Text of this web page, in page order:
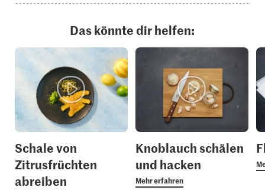
Das könnte dir helfen:
Schale von
Zitrusfrüchten
abreiben
Knoblauch schälen
und hacken
Mehr erfahren